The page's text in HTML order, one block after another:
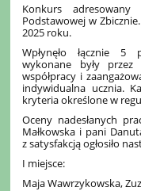
Konkurs
Podstawowej w
2025 roku.
Wpłynęło łącznie 5
wykonane były przez
współpracy i
indywidualna ucznia.
kryteria określone w
Oceny nadesłanych
Małkowska i pani
z satysfakcją ogłosiło
I miejsce:
Maja Wawrzykowska,